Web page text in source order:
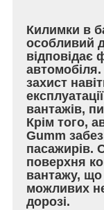
Килимки в
особливий
відповідає
захист
вантажів,
Крім того,
Gumm
пасажирів.
поверхня
вантажу, що
можливих
дорозі.